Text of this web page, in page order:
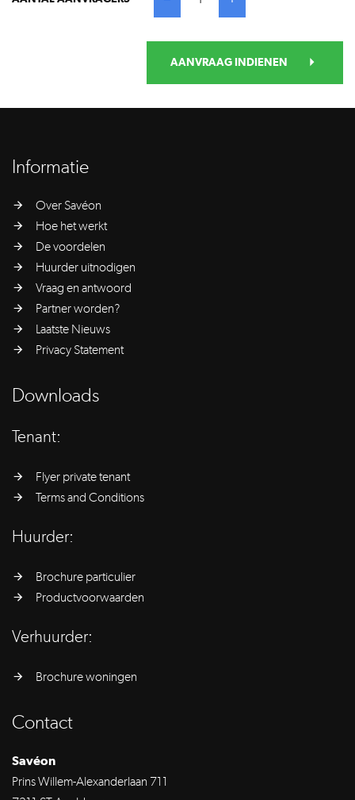
AANVRAAG INDIENEN
Informatie
Over Savéon
Hoe het werkt
De voordelen
Huurder uitnodigen
Vraag en antwoord
Partner worden?
Laatste Nieuws
Privacy Statement
Downloads
Tenant:
Flyer private tenant
Terms and Conditions
Huurder:
Brochure particulier
Productvoorwaarden
Verhuurder:
Brochure woningen
Contact
Savéon
Prins Willem-Alexanderlaan 711